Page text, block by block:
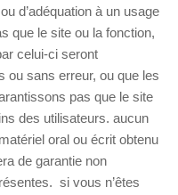
d’adéquation à un usage
que le site ou la fonction,
celui-ci seront
ou sans erreur, ou que les
pas que le site
des utilisateurs. aucun
oral ou écrit obtenu
de garantie non
si vous n’êtes